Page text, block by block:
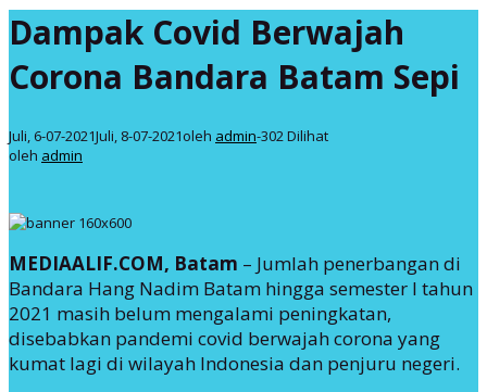
Dampak Covid Berwajah
Corona Bandara Batam Sepi
Juli, 6-07-2021Juli, 8-07-2021oleh admin-302 Dilihat
oleh admin
MEDIAALIF.COM, Batam – Jumlah penerbangan di
Bandara Hang Nadim Batam hingga semester I tahun
2021 masih belum mengalami peningkatan,
disebabkan pandemi covid berwajah corona yang
kumat lagi di wilayah Indonesia dan penjuru negeri.